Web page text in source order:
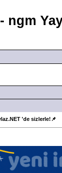
ngm
'de sizlerle!📌